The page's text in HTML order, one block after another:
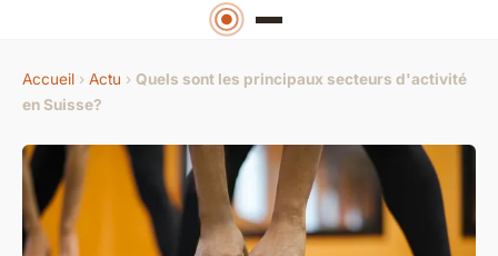
Accueil › Actu › Quels sont les principaux secteurs d'activité
en Suisse?